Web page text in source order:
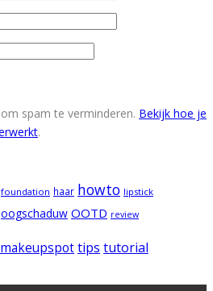
spam te verminderen. Bekijk hoe je
.
foundation haar howto lipstick
oogschaduw OOTD review
tips tutorial